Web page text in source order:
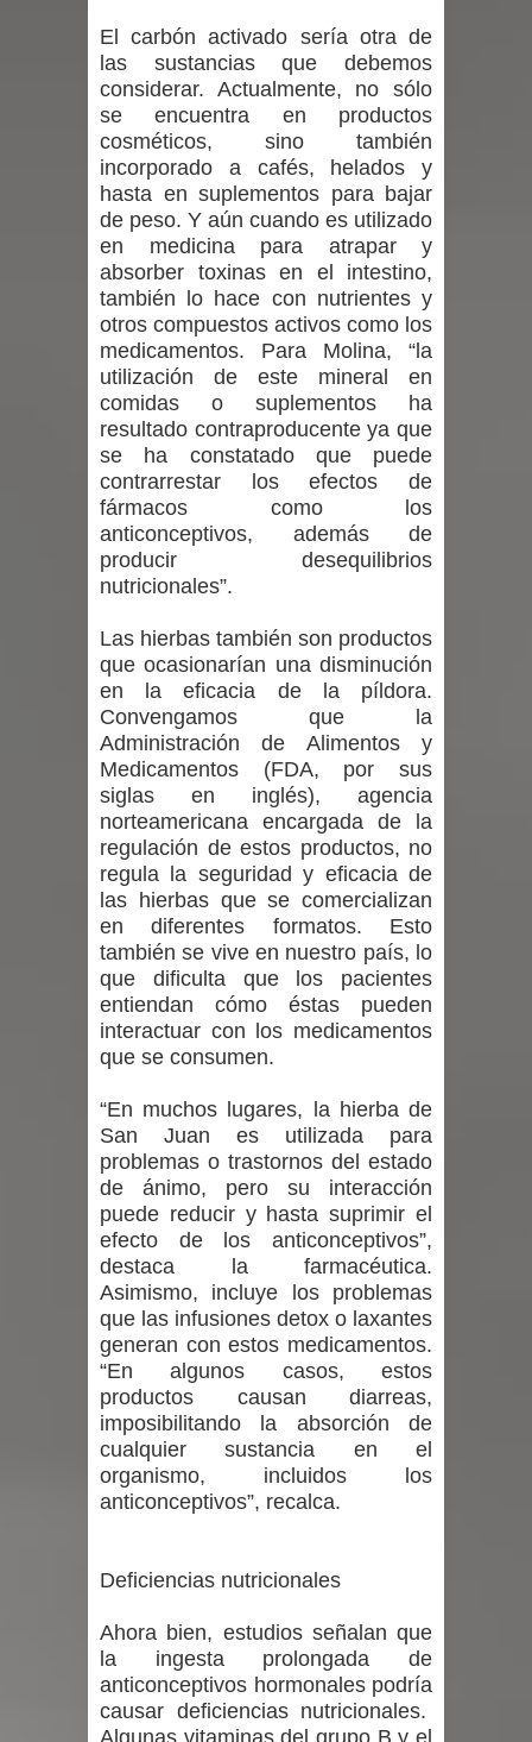
las bajas temperaturas
GORE Maule figura tercero a nivel
nacional en gasto por viajes y
traslados con $133 millones
Dos internos intentaron escapar por
un forado desde la cárcel de Talca
Temporal obliga a cerrar
anticipadamente la Fiesta del
Chancho en Talca tras caída de
ramas cerca de carpas
El carbón activado sería otra de
las sustancias que debemos
considerar. Actualmente, no sólo
se encuentra en productos
cosméticos, sino también
incorporado a cafés, helados y
hasta en suplementos para bajar
de peso. Y aún cuando es utilizado
en medicina para atrapar y
absorber toxinas en el intestino,
también lo hace con nutrientes y
otros compuestos activos como los
medicamentos. Para Molina, “la
utilización de este mineral en
comidas o suplementos ha
resultado contraproducente ya que
se ha constatado que puede
contrarrestar los efectos de
fármacos como los
anticonceptivos, además de
producir desequilibrios
nutricionales”.
Las hierbas también son productos
que ocasionarían una disminución
en la eficacia de la píldora.
Convengamos que la
Administración de Alimentos y
Medicamentos (FDA, por sus
siglas en inglés), agencia
norteamericana encargada de la
regulación de estos productos, no
regula la seguridad y eficacia de
las hierbas que se comercializan
en diferentes formatos. Esto
también se vive en nuestro país, lo
que dificulta que los pacientes
entiendan cómo éstas pueden
interactuar con los medicamentos
que se consumen.
“En muchos lugares, la hierba de
San Juan es utilizada para
problemas o trastornos del estado
de ánimo, pero su interacción
puede reducir y hasta suprimir el
efecto de los anticonceptivos”,
destaca la farmacéutica.
Asimismo, incluye los problemas
que las infusiones detox o laxantes
generan con estos medicamentos.
“En algunos casos, estos
productos causan diarreas,
imposibilitando la absorción de
cualquier sustancia en el
organismo, incluidos los
anticonceptivos”, recalca.
Deficiencias nutricionales
Ahora bien, estudios señalan que
la ingesta prolongada de
anticonceptivos hormonales podría
causar deficiencias nutricionales.
Algunas vitaminas del grupo B y el